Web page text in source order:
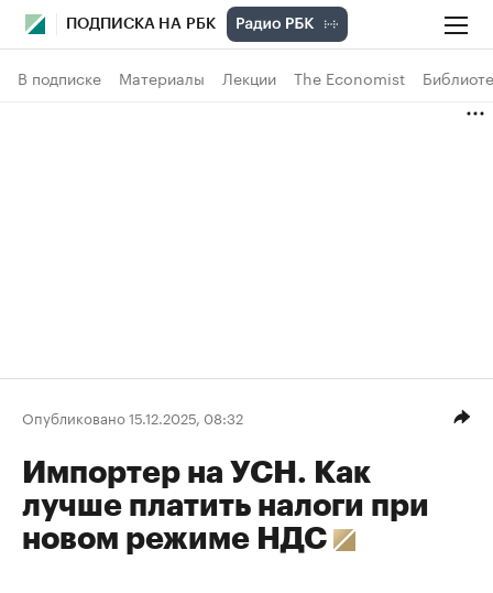
ПОДПИСКА НА РБК
В подписке Материалы Лекции The Economist
Опубликовано 15.12.2025, 08:32
Импортер на УСН. Как
лучше платить налоги при
новом режиме НДС